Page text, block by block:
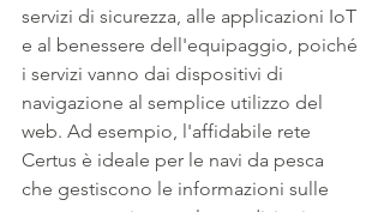
servizi di sicurezza, alle applicazioni IoT
e al benessere dell'equipaggio, poiché
i servizi vanno dai dispositivi di
navigazione al semplice utilizzo del
web. Ad esempio, l'affidabile rete
Certus è ideale per le navi da pesca
che gestiscono le informazioni sulle